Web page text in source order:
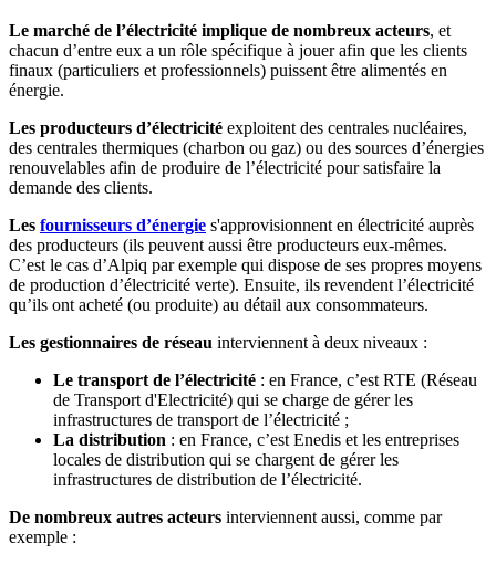
Le marché de l’électricité implique de nombreux acteurs, et
chacun d’entre eux a un rôle spécifique à jouer afin que les clients
finaux (particuliers et professionnels) puissent être alimentés en
énergie.
Les producteurs d’électricité exploitent des centrales nucléaires,
des centrales thermiques (charbon ou gaz) ou des sources d’énergies
renouvelables afin de produire de l’électricité pour satisfaire la
demande des clients.
Les fournisseurs d’énergie s'approvisionnent en électricité auprès
des producteurs (ils peuvent aussi être producteurs eux-mêmes.
C’est le cas d’Alpiq par exemple qui dispose de ses propres moyens
de production d’électricité verte). Ensuite, ils revendent l’électricité
qu’ils ont acheté (ou produite) au détail aux consommateurs.
Les gestionnaires de réseau interviennent à deux niveaux :
Le transport de l’électricité : en France, c’est RTE (Réseau
de Transport d'Electricité) qui se charge de gérer les
infrastructures de transport de l’électricité ;
La distribution : en France, c’est Enedis et les entreprises
locales de distribution qui se chargent de gérer les
infrastructures de distribution de l’électricité.
De nombreux autres acteurs interviennent aussi, comme par
exemple :